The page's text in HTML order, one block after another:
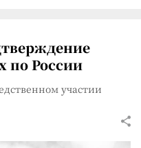
по России
участии